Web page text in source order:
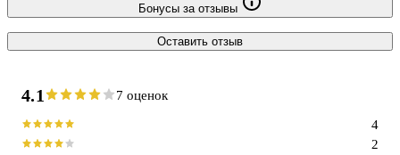
Бонусы за отзывы
Оставить отзыв
4.1 7 оценок
2
4